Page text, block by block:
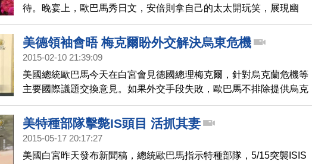
待。晚宴上，歐巴馬秀日文，安倍則拿自己的太太開玩笑，展現幽
默，氣氛歡樂。
美德領袖會晤 梅克爾盼外交解決烏東危機
2015-02-10 21:39:09
美國總統歐巴馬今天在白宮會見德國總理梅克爾，針對烏克蘭危機等
主要國際議題交換意見。如果外交手段失敗，歐巴馬不排除提供烏克
蘭武器援助，但梅克爾認為武器援助只會讓戰爭衝突更加升級，變成
國際戰爭。
美特種部隊擊斃IS頭目 活抓其妻
2015-05-17 20:17:27
美國白宮昨天發布新聞稿，總統歐巴馬指示特種部隊，5/15突襲ISIS